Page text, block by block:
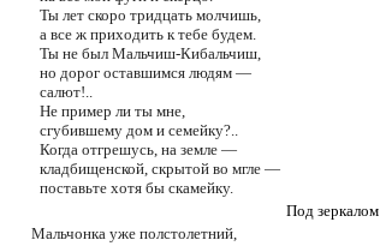
Ты лет скоро тридцать молчишь,
а все ж приходить к тебе будем.
Ты не был Мальчиш-Кибальчиш,
но дорог оставшимся людям —
салют!..
Не пример ли ты мне,
сгубившему дом и семейку?..
Когда отгрешусь, на земле —
кладбищенской, скрытой во мгле —
поставьте хотя бы скамейку.
Под зеркалом
Мальчонка уже полстолетний,